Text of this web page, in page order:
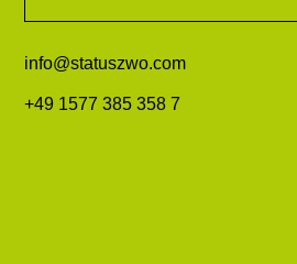
info@statuszwo.com
+49 1577 385 358 7